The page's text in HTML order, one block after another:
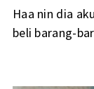
Haa nin dia
beli barang-